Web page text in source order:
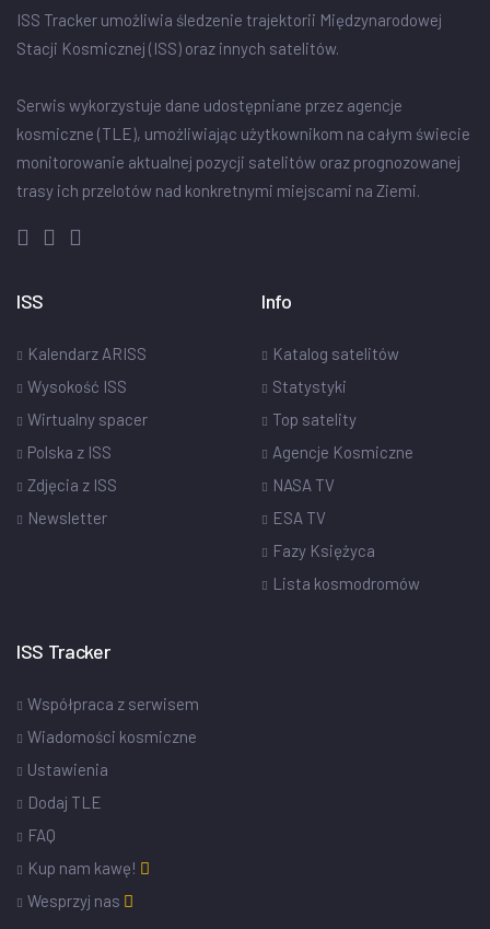
ISS Tracker umożliwia śledzenie trajektorii Międzynarodowej
Stacji Kosmicznej (ISS) oraz innych satelitów.
Serwis wykorzystuje dane udostępniane przez agencje
kosmiczne (TLE), umożliwiając użytkownikom na całym świecie
monitorowanie aktualnej pozycji satelitów oraz prognozowanej
trasy ich przelotów nad konkretnymi miejscami na Ziemi.
ISS
Kalendarz ARISS
Wysokość ISS
Wirtualny spacer
Polska z ISS
Zdjęcia z ISS
Newsletter
Info
Katalog satelitów
Statystyki
Top satelity
Agencje Kosmiczne
NASA TV
ESA TV
Fazy Księżyca
Lista kosmodromów
ISS Tracker
Współpraca z serwisem
Wiadomości kosmiczne
Ustawienia
Dodaj TLE
FAQ
Kup nam kawę!
Wesprzyj nas